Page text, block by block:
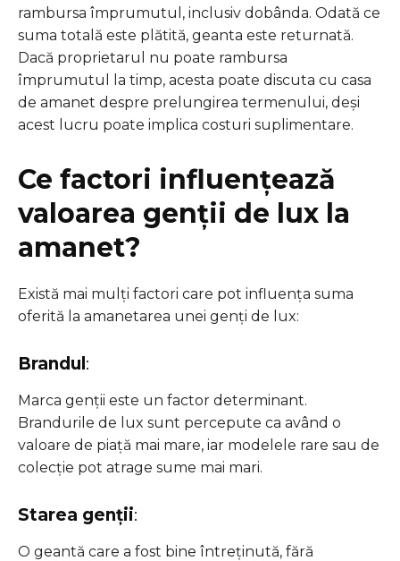
rambursa împrumutul, inclusiv dobânda. Odată ce
suma totală este plătită, geanta este returnată.
Dacă proprietarul nu poate rambursa
împrumutul la timp, acesta poate discuta cu casa
de amanet despre prelungirea termenului, deși
acest lucru poate implica costuri suplimentare.
Ce factori influențează
valoarea genții de lux la
amanet?
Există mai mulți factori care pot influența suma
oferită la amanetarea unei genți de lux:
Brandul :
Marca genții este un factor determinant.
Brandurile de lux sunt percepute ca având o
valoare de piață mai mare, iar modelele rare sau de
colecție pot atrage sume mai mari.
Starea genții:
O geantă care a fost bine întreținută, fără